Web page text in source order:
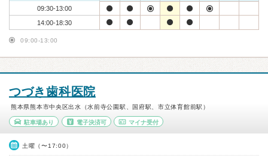
09:30-13:00
14:00-18:30
09:00-13:00
つづき歯科医院
熊本県熊本市中央区出水（水前寺公園駅、国府駅、市立体育館前駅）
駐車場あり 電子決済可 マイナ受付
土曜（〜17:00）